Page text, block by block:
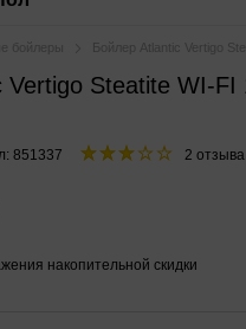
бойлеры Бойлер Atlantic Vertigo
Steatite WI-
851337 2 отзыва
накопительной скидки